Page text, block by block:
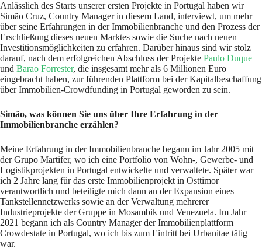
Anlässlich des Starts unserer ersten Projekte in Portugal haben wir
Simão Cruz, Country Manager in diesem Land, interviewt, um mehr
über seine Erfahrungen in der Immobilienbranche und den Prozess der
Erschließung dieses neuen Marktes sowie die Suche nach neuen
Investitionsmöglichkeiten zu erfahren. Darüber hinaus sind wir stolz
darauf, nach dem erfolgreichen Abschluss der Projekte Paulo Duque
und Barao Forrester, die insgesamt mehr als 6 Millionen Euro
eingebracht haben, zur führenden Plattform bei der Kapitalbeschaffung
über Immobilien-Crowdfunding in Portugal geworden zu sein.
Simão, was können Sie uns über Ihre Erfahrung in der
Immobilienbranche erzählen?
Meine Erfahrung in der Immobilienbranche begann im Jahr 2005 mit
der Grupo Martifer, wo ich eine Portfolio von Wohn-, Gewerbe- und
Logistikprojekten in Portugal entwickelte und verwaltete. Später war
ich 2 Jahre lang für das erste Immobilienprojekt in Osttimor
verantwortlich und beteiligte mich dann an der Expansion eines
Tankstellennetzwerks sowie an der Verwaltung mehrerer
Industrieprojekte der Gruppe in Mosambik und Venezuela. Im Jahr
2021 begann ich als Country Manager der Immobilienplattform
Crowdestate in Portugal, wo ich bis zum Eintritt bei Urbanitae tätig
war.